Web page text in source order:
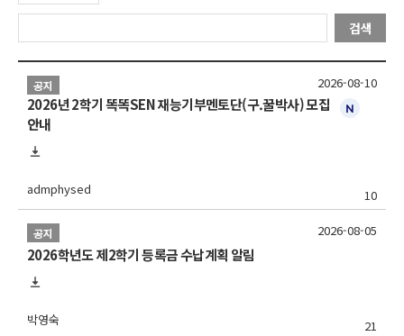
검색
공지
2026년 2학기 똑똑SEN 재능기부멘토단(구.꿀박사) 모집
안내
admphysed 10
2026-08-10
공지
2026학년도 제2학기 등록금 수납계획 알림
박영숙 21
2026-08-05